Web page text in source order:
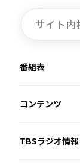
番組表
コンテンツ
TBSラジオ情報